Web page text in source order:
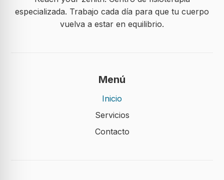
especializada. Trabajo cada día para que tu cuerpo
vuelva a estar en equilibrio.
Menú
Inicio
Servicios
Contacto